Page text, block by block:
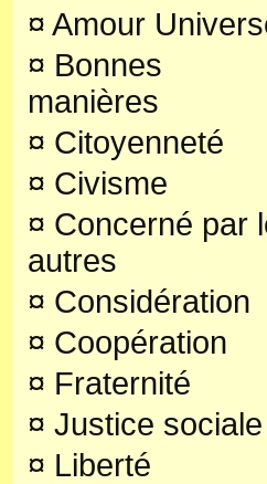
¤ Amour
¤ Bonnes
manières
¤ Citoyenneté
¤ Civisme
¤ Concerné par
autres
¤ Considération
¤ Coopération
¤ Fraternité
¤ Justice sociale
¤ Liberté